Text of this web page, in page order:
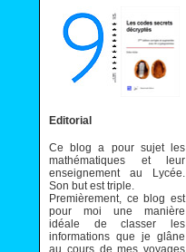
Editorial
Ce blog a pour sujet les
mathématiques et leur
enseignement au Lycée.
Son but est triple.
Premièrement, ce blog est
pour moi une manière
idéale de classer les
informations que je glâne
au cours de mes voyages